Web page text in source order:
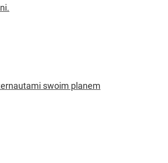
swoim planem